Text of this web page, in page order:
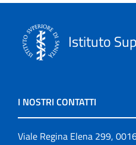
Istituto
I NOSTRI CONTATTI
Viale Regina Elena 299,